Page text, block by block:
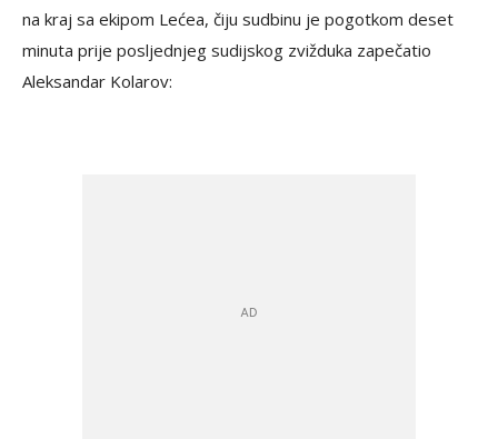
na kraj sa ekipom Lećea, čiju sudbinu je pogotkom deset
minuta prije posljednjeg sudijskog zvižduka zapečatio
Aleksandar Kolarov: